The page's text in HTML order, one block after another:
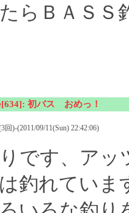
らＢＡＳＳ
初バス おめっ！
回)-(2011/09/11(Sun) 22:42:06)
です、アッ
釣れていま